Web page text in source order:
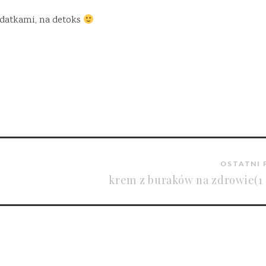
na detoks
OSTATNI
krem z buraków na zdrowie(1